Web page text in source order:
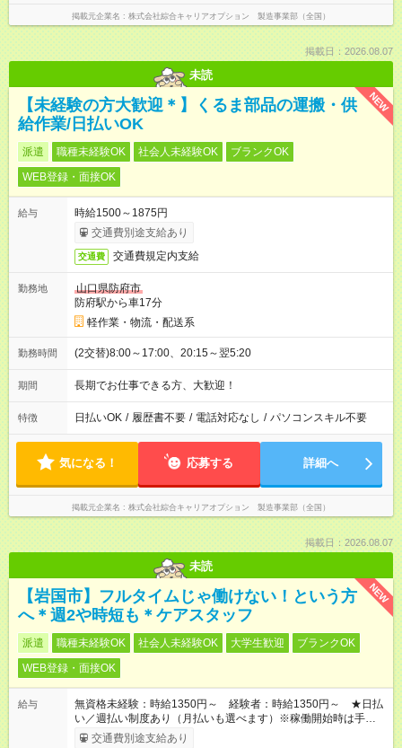
掲載元企業名 株式会社綜合キャリアオプション 製造事業部（全国）
掲載日：2026.08.07
未読
NEW
【未経験の方大歓迎＊】くるま部品の運搬・供
給作業/日払いOK
派遣 職種未経験OK 社会人未経験OK
ブランクOK
WEB登録・面接OK
給与
時給1500～1875円
交通費別途支給あり
交通費 交通費規定内支給
勤務地
山口県防府市
防府駅から車17分
軽作業・物流・配送系
勤務時間 (2交替)8:00～17:00、20:15～翌5:20
期間 長期でお仕事できる方、大歓迎！
特徴 日払いOK / 履歴書不要 / 電話対応なし / パソコンスキル不要
気になる！ 応募する 詳細へ
掲載元企業名 株式会社綜合キャリアオプション 製造事業部（全国）
掲載日：2026.08.07
未読
NEW
【岩国市】フルタイムじゃ働けない！という方
へ＊週2や時短も＊ケアスタッフ
派遣 職種未経験OK 社会人未経験OK 大学生歓迎
ブランクOK
WEB登録・面接OK
給与
無資格未経験：時給1350円～ 経験者：時給1350円～ ★日払
い／週払い制度あり（月払いも選べます）※稼働開始時は手続き
完了次第のお支払いとなります。
交通費別途支給あり